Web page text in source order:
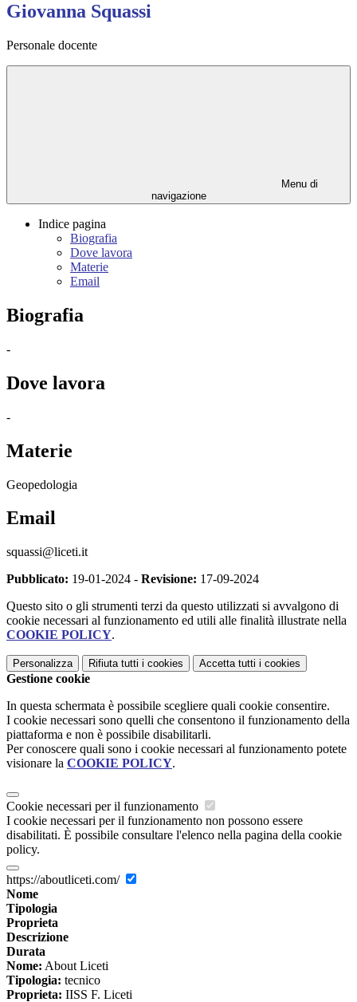
Giovanna Squassi
Personale docente
Menu di
navigazione
Indice pagina
Biografia
Dove lavora
Materie
Email
Biografia
-
Dove lavora
-
Materie
Geopedologia
Email
squassi@liceti.it
Pubblicato: 19-01-2024 - Revisione: 17-09-2024
Questo sito o gli strumenti terzi da questo utilizzati si avvalgono di
cookie necessari al funzionamento ed utili alle finalità illustrate nella
COOKIE POLICY.
Personalizza Rifiuta tutti i cookies Accetta tutti i cookies
Gestione cookie
In questa schermata è possibile scegliere quali cookie consentire.
I cookie necessari sono quelli che consentono il funzionamento della
piattaforma e non è possibile disabilitarli.
Per conoscere quali sono i cookie necessari al funzionamento potete
visionare la COOKIE POLICY.
Cookie necessari per il funzionamento
I cookie necessari per il funzionamento non possono essere
disabilitati. È possibile consultare l'elenco nella pagina della cookie
policy.
https://aboutliceti.com/
Nome
Tipologia
Proprieta
Descrizione
Durata
Nome: About Liceti
Tipologia: tecnico
Proprieta: IISS F. Liceti